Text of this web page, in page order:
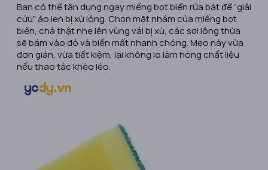
Bạn có thể tận dụng ngay miếng bọt biển rửa bát để “giải
cứu” áo len bị xù lông. Chọn mặt nhám của miếng bọt
biển, chà thật nhẹ lên vùng vải bị xù, các sợi lông thừa
sẽ bám vào đó và biến mất nhanh chóng. Mẹo này vừa
đơn giản, vừa tiết kiệm, lại không lo làm hỏng chất liệu
nếu thao tác khéo léo.